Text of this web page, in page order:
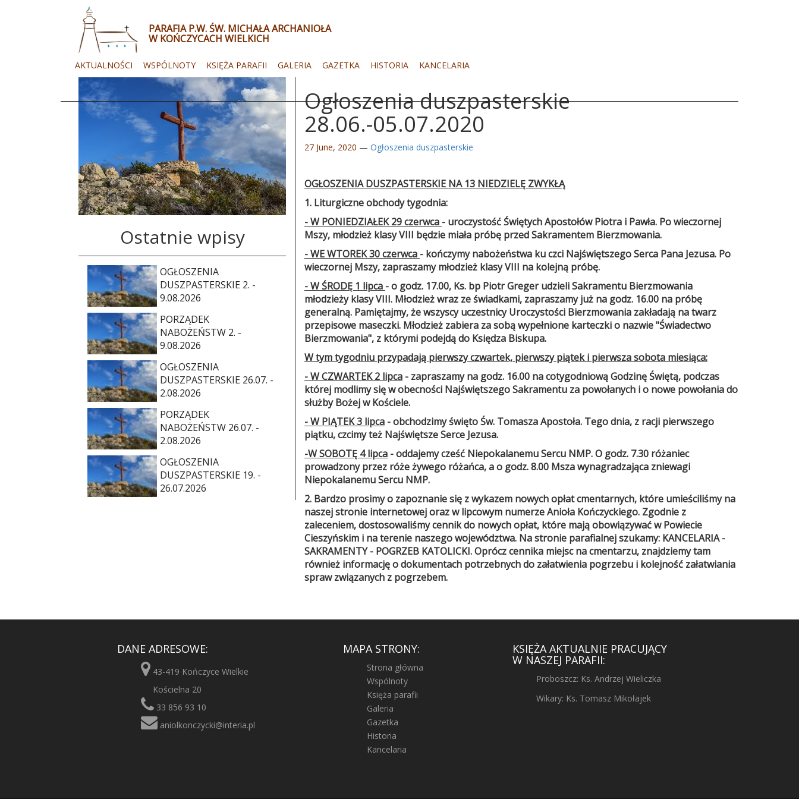
PARAFIA P.W. ŚW. MICHAŁA ARCHANIOŁA
W KOŃCZYCACH WIELKICH
WSPÓLNOTY KSIĘŻA PARAFII GALERIA GAZETKA HISTORIA KANCELARIA
AKTUALNOŚCI
Ogłoszenia duszpasterskie
28.06.-05.07.2020
27 June, 2020 — Ogłoszenia duszpasterskie
OGŁOSZENIA DUSZPASTERSKIE NA 13 NIEDZIELĘ ZWYKŁĄ
1. Liturgiczne obchody tygodnia:
- W PONIEDZIAŁEK 29 czerwca - uroczystość Świętych Apostołów Piotra i Pawła. Po wieczornej
Mszy, młodzież klasy VIII będzie miała próbę przed Sakramentem Bierzmowania.
- WE WTOREK 30 czerwca - kończymy nabożeństwa ku czci Najświętszego Serca Pana Jezusa. Po
wieczornej Mszy, zapraszamy młodzież klasy VIII na kolejną próbę.
- W ŚRODĘ 1 lipca - o godz. 17.00, Ks. bp Piotr Greger udzieli Sakramentu Bierzmowania
młodzieży klasy VIII. Młodzież wraz ze świadkami, zapraszamy już na godz. 16.00 na próbę
generalną. Pamiętajmy, że wszyscy uczestnicy Uroczystości Bierzmowania zakładają na twarz
przepisowe maseczki. Młodzież zabiera za sobą wypełnione karteczki o nazwie "Świadectwo
Bierzmowania", z którymi podejdą do Księdza Biskupa.
W tym tygodniu przypadają pierwszy czwartek, pierwszy piątek i pierwsza sobota miesiąca:
- W CZWARTEK 2 lipca - zapraszamy na godz. 16.00 na cotygodniową Godzinę Świętą, podczas
której modlimy się w obecności Najświętszego Sakramentu za powołanych i o nowe powołania do
służby Bożej w Kościele.
- W PIĄTEK 3 lipca - obchodzimy święto Św. Tomasza Apostoła. Tego dnia, z racji pierwszego
piątku, czcimy też Najświętsze Serce Jezusa.
-W SOBOTĘ 4 lipca - oddajemy cześć Niepokalanemu Sercu NMP. O godz. 7.30 różaniec
prowadzony przez róże żywego różańca, a o godz. 8.00 Msza wynagradzająca zniewagi
Niepokalanemu Sercu NMP.
2. Bardzo prosimy o zapoznanie się z wykazem nowych opłat cmentarnych, które umieściliśmy na
naszej stronie internetowej oraz w lipcowym numerze Anioła Kończyckiego. Zgodnie z
zaleceniem, dostosowaliśmy cennik do nowych opłat, które mają obowiązywać w Powiecie
Cieszyńskim i na terenie naszego województwa. Na stronie parafialnej szukamy: KANCELARIA -
SAKRAMENTY - POGRZEB KATOLICKI. Oprócz cennika miejsc na cmentarzu, znajdziemy tam
również informację o dokumentach potrzebnych do załatwienia pogrzebu i kolejność załatwiania
spraw związanych z pogrzebem.
Ostatnie wpisy
OGŁOSZENIA
DUSZPASTERSKIE 2. -
9.08.2026
PORZĄDEK
NABOŻEŃSTW 2. -
9.08.2026
OGŁOSZENIA
DUSZPASTERSKIE 26.07. -
2.08.2026
PORZĄDEK
NABOŻEŃSTW 26.07. -
2.08.2026
OGŁOSZENIA
DUSZPASTERSKIE 19. -
26.07.2026
DANE ADRESOWE:
43-419 Kończyce Wielkie
Kościelna 20
33 856 93 10
aniolkonczycki@interia.pl
MAPA STRONY:
Strona główna
Wspólnoty
Księża parafii
Galeria
Gazetka
Historia
Kancelaria
KSIĘŻA AKTUALNIE PRACUJĄCY
W NASZEJ PARAFII:
Proboszcz: Ks. Andrzej Wieliczka
Wikary: Ks. Tomasz Mikołajek